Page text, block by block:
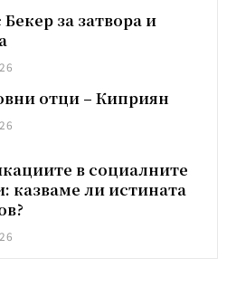
за затвора и
отци – Киприян
в социалните
казваме ли истината